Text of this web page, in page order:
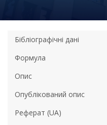
Бібліографічні дані
Формула
Опис
Опублікований опис
Реферат (UA)